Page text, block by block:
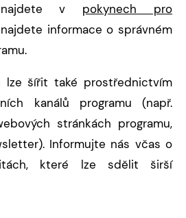
najdete v pokynech pro
informace o správném
lze šířit také prostřednictvím
kanálů programu (např.
stránkách programu,
Informujte nás včas o
které lze sdělit širší